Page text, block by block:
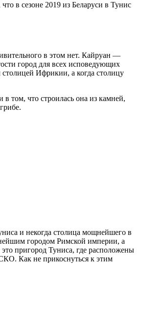
в сезоне 2019 из Беларуси в Тунис
в этом нет. Кайруан —
город для всех исповедующих
Ифрикии, а когда столицу
в том, что строилась она из камней,
и некогда столица мощнейшего в
городом Римской империи, а
пригород Туниса, где расположены
Как не прикоснуться к этим